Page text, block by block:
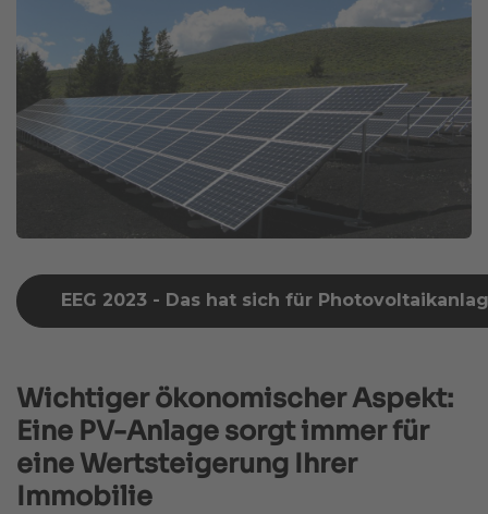
EEG 2023 - Das hat sich für
Wichtiger ökonomischer Aspekt:
Eine PV-Anlage sorgt immer für
eine Wertsteigerung Ihrer
Immobilie